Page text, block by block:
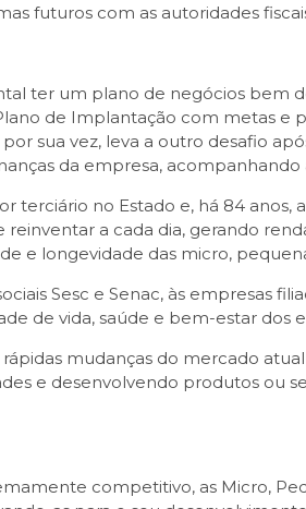
futuros com as autoridades
ter um plano de negócios bem
de Implantação com metas
sua vez, leva a outro desafio
da empresa, acompanhando
terciário no Estado e, há 84
a cada dia, gerando
e longevidade das micro,
Sesc e Senac, às empresas
de vida, saúde e bem-estar dos
mudanças do mercado
e desenvolvendo produtos ou
competitivo, as Micro,